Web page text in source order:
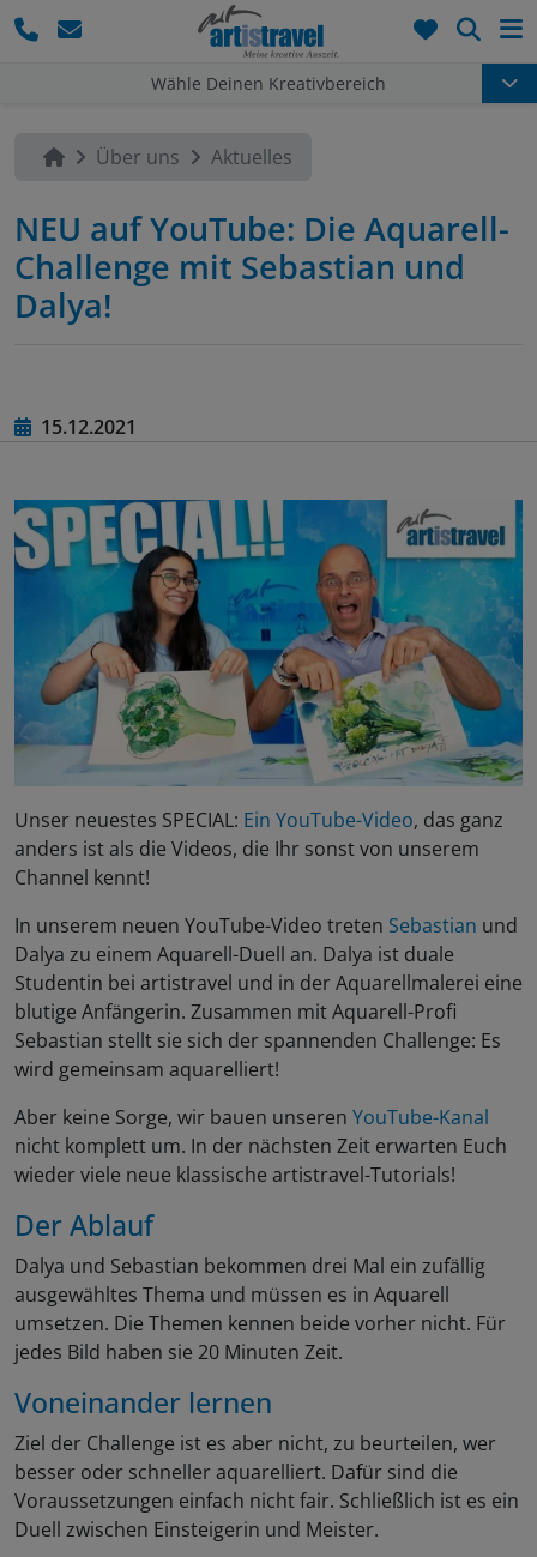
Wähle Deinen Kreativbereich
Über uns Aktuelles
NEU auf YouTube: Die Aquarell-
Challenge mit Sebastian und
Dalya!
15.12.2021
Unser neuestes SPECIAL: Ein YouTube-Video, das ganz
anders ist als die Videos, die Ihr sonst von unserem
Channel kennt!
In unserem neuen YouTube-Video treten Sebastian und
Dalya zu einem Aquarell-Duell an. Dalya ist duale
Studentin bei artistravel und in der Aquarellmalerei eine
blutige Anfängerin. Zusammen mit Aquarell-Profi
Sebastian stellt sie sich der spannenden Challenge: Es
wird gemeinsam aquarelliert!
Aber keine Sorge, wir bauen unseren YouTube-Kanal
nicht komplett um. In der nächsten Zeit erwarten Euch
wieder viele neue klassische artistravel-Tutorials!
Der Ablauf
Dalya und Sebastian bekommen drei Mal ein zufällig
ausgewähltes Thema und müssen es in Aquarell
umsetzen. Die Themen kennen beide vorher nicht. Für
jedes Bild haben sie 20 Minuten Zeit.
Voneinander lernen
Ziel der Challenge ist es aber nicht, zu beurteilen, wer
besser oder schneller aquarelliert. Dafür sind die
Voraussetzungen einfach nicht fair. Schließlich ist es ein
Duell zwischen Einsteigerin und Meister.